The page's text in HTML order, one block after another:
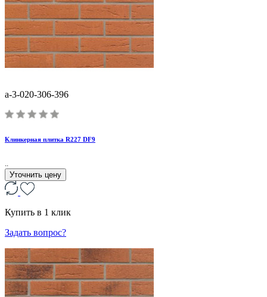
a-3-020-306-396
Клинкерная плитка R227 DF9
Уточнить цену
Купить в 1 клик
Задать вопрос?